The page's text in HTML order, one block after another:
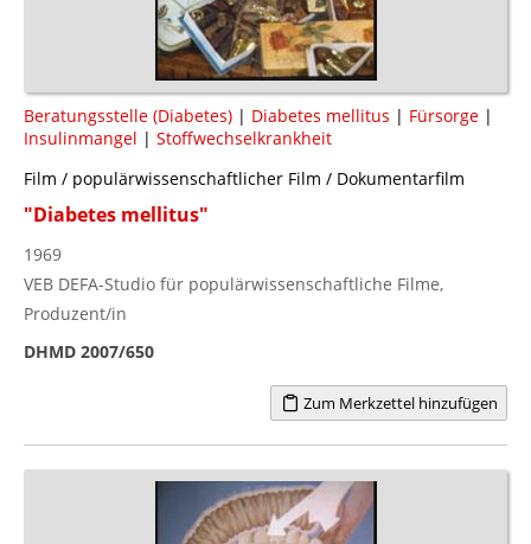
Beratungsstelle (Diabetes) | Diabetes mellitus | Fürsorge |
Insulinmangel | Stoffwechselkrankheit
Film / populärwissenschaftlicher Film / Dokumentarfilm
"Diabetes mellitus"
1969
VEB DEFA-Studio für populärwissenschaftliche Filme,
Produzent/in
DHMD 2007/650
Zum Merkzettel hinzufügen